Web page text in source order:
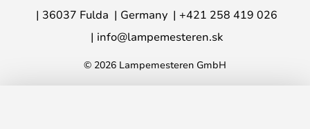
36037 Fulda
Germany
+421 258 419 026
info@lampemesteren.sk
© 2026 Lampemesteren GmbH